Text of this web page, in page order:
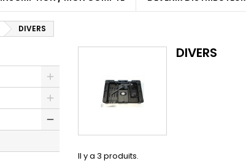
DIVERS
DIVERS
Il y a 3 produits.